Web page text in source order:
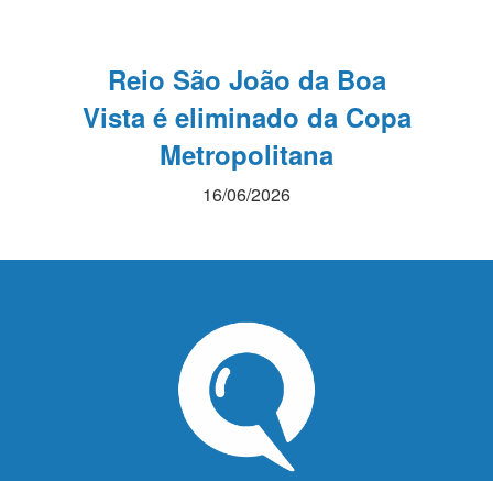
Reio São João da Boa
Vista é eliminado da Copa
Metropolitana
16/06/2026